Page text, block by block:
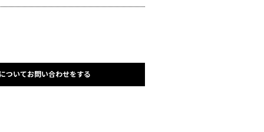
ついてお問い合わせをする